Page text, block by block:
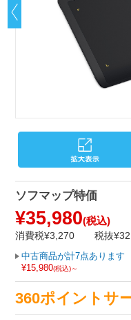
ソフマップ特価
¥35,980(税込)
消費税¥3,270 税抜
中古商品が計7点あります
¥15,980(税込)～
360ポイントサ